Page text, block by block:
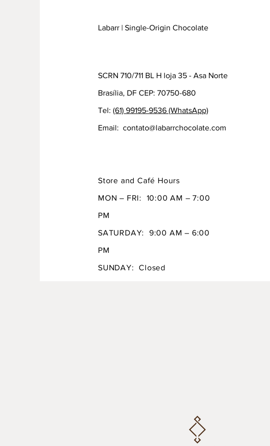
Labarr | Single-Origin Chocolate
SCRN 710/711 BL H loja 35 - Asa Norte
Brasília, DF CEP: 70750-680
Tel: (61) 99195-9536 (WhatsApp)
Email: contato@labarrchocolate.com
Store and Café Hours
MON – FRI: 10:00 AM – 7:00
PM
SATURDAY: 9:00 AM – 6:00
PM
SUNDAY: Closed